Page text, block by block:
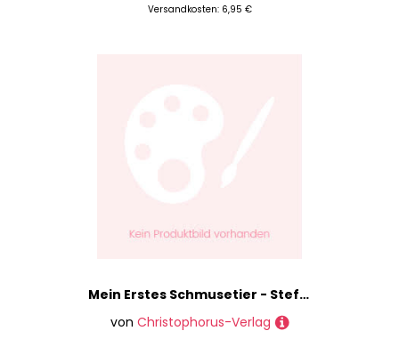
Versandkosten: 6,95 €
Mein Erstes Schmusetier - Stefanie Benz, Elke Reith, Gabriela Reuß, Gebunden
von Christophorus-Verlag